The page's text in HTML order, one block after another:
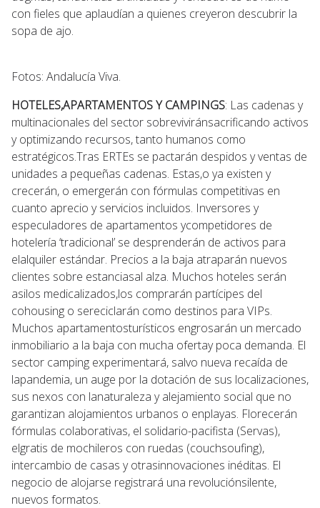
con fieles que aplaudían a quienes creyeron descubrir la
sopa de ajo.
Fotos: Andalucía Viva.
HOTELES,APARTAMENTOS Y CAMPINGS: Las cadenas y
multinacionales del sector sobreviviránsacrificando activos
y optimizando recursos, tanto humanos como
estratégicos.Tras ERTEs se pactarán despidos y ventas de
unidades a pequeñas cadenas. Estas,o ya existen y
crecerán, o emergerán con fórmulas competitivas en
cuanto aprecio y servicios incluidos. Inversores y
especuladores de apartamentos ycompetidores de
hotelería ‘tradicional’ se desprenderán de activos para
elalquiler estándar. Precios a la baja atraparán nuevos
clientes sobre estanciasal alza. Muchos hoteles serán
asilos medicalizados,los comprarán partícipes del
cohousing o sereciclarán como destinos para VIPs.
Muchos apartamentosturísticos engrosarán un mercado
inmobiliario a la baja con mucha ofertay poca demanda. El
sector camping experimentará, salvo nueva recaída de
lapandemia, un auge por la dotación de sus localizaciones,
sus nexos con lanaturaleza y alejamiento social que no
garantizan alojamientos urbanos o enplayas. Florecerán
fórmulas colaborativas, el solidario-pacifista (Servas),
elgratis de mochileros con ruedas (couchsoufing),
intercambio de casas y otrasinnovaciones inéditas. El
negocio de alojarse registrará una revoluciónsilente,
nuevos formatos.